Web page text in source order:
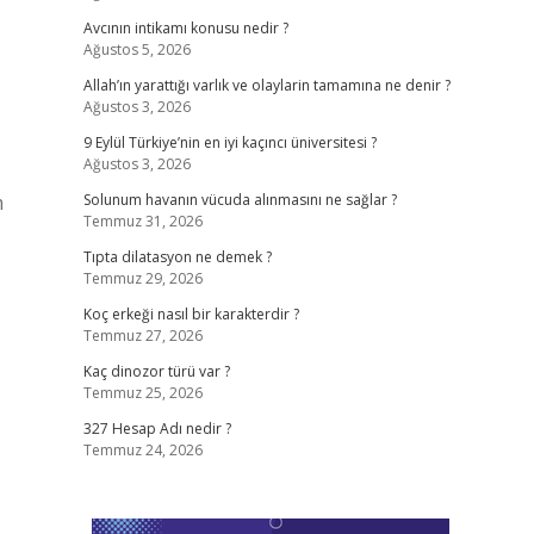
Avcının intikamı konusu nedir ?
Ağustos 5, 2026
Allah’ın yarattığı varlık ve olaylarin tamamına ne denir ?
Ağustos 3, 2026
9 Eylül Türkiye’nin en iyi kaçıncı üniversitesi ?
Ağustos 3, 2026
Solunum havanın vücuda alınmasını ne sağlar ?
Temmuz 31, 2026
Tıpta dilatasyon ne demek ?
Temmuz 29, 2026
Koç erkeği nasıl bir karakterdir ?
Temmuz 27, 2026
Kaç dinozor türü var ?
Temmuz 25, 2026
327 Hesap Adı nedir ?
Temmuz 24, 2026